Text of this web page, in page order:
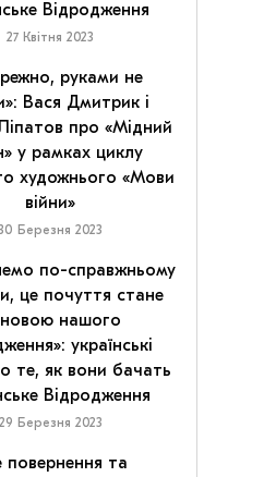
Відродження
27 Квітня 2023
руками не
Вася Дмитрик і
про «Мідний
у рамках циклу
художнього «Мови
війни»
Березня 2023
по-справжньому
це почуття стане
нашого
українські
те, як вони бачать
Відродження
29 Березня 2023
повернення та